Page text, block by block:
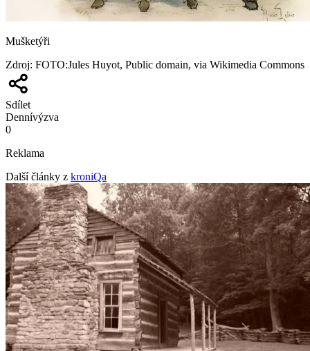
Mušketýři
Zdroj: FOTO:Jules Huyot, Public domain, via Wikimedia Commons
Sdílet
Dennívýzva
0
Reklama
Další články z kroniQa